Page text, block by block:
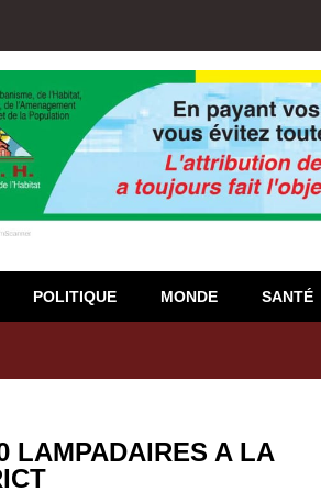
POLITIQUE MONDE SANTÉ
: L’encours total des dépôts des
LAMPADAIRES A LA